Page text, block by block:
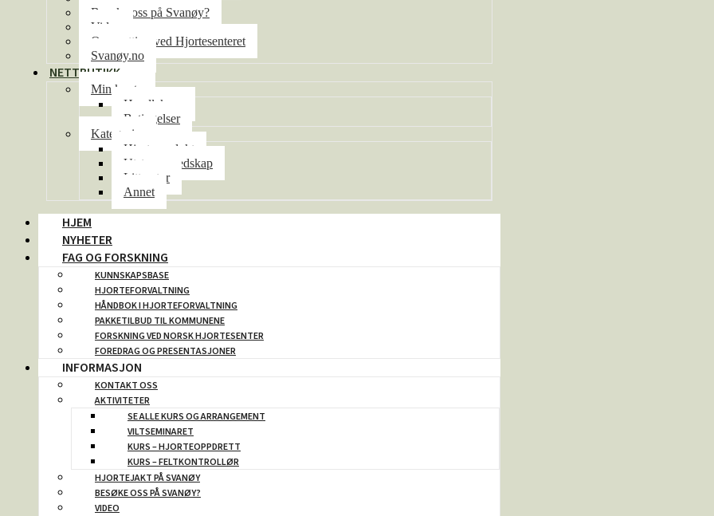
Besøke oss på Svanøy?
Video
Overnatting ved Hjortesenteret
Svanøy.no
NETTBUTIKK
Min konto
Handlekurv
Betingelser
Kategorier
Hjorteprodukt
Utstyr og redskap
Litteratur
Annet
HJEM
NYHETER
FAG OG FORSKNING
KUNNSKAPSBASE
HJORTEFORVALTNING
HÅNDBOK I HJORTEFORVALTNING
PAKKETILBUD TIL KOMMUNENE
FORSKNING VED NORSK HJORTESENTER
FOREDRAG OG PRESENTASJONER
INFORMASJON
KONTAKT OSS
AKTIVITETER
SE ALLE KURS OG ARRANGEMENT
VILTSEMINARET
KURS – HJORTEOPPDRETT
KURS – FELTKONTROLLØR
HJORTEJAKT PÅ SVANØY
BESØKE OSS PÅ SVANØY?
VIDEO